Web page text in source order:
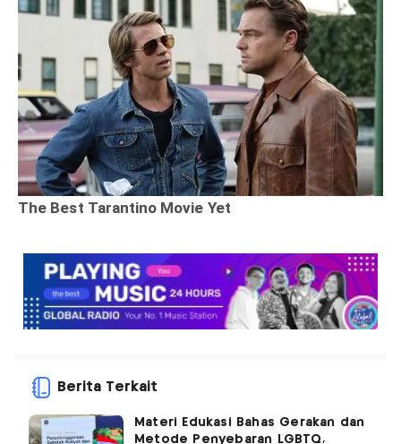
Berita Terkait
Materi Edukasi Bahas Gerakan dan
Metode Penyebaran LGBTQ,